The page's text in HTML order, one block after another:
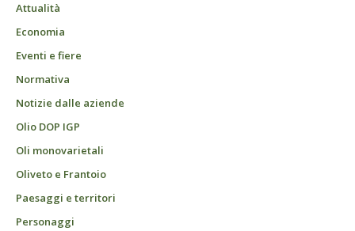
Attualità
Economia
Eventi e fiere
Normativa
Notizie dalle aziende
Olio DOP IGP
Oli monovarietali
Oliveto e Frantoio
Paesaggi e territori
Personaggi